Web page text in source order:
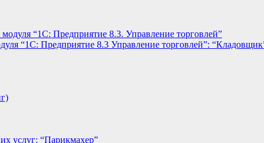
“1С: Предприятие 8.3. Управление торговлей”
“1С: Предприятие 8.3 Управление торговлей”:
услуг: “Парикмахер”